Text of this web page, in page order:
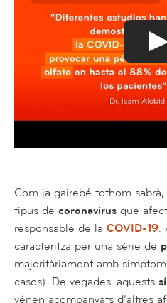
Com ja gairebé tothom sabrà,
tipus de coronavirus que
responsable de la COVID-19.
caracteritza per una sèrie de
majoritàriament amb
casos). De vegades, aquests
vénen acompanyats d’altres